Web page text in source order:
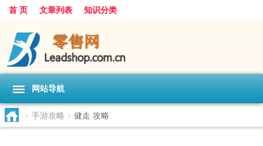
首 页 文章列表 知识分类
网站导航
> 手游攻略 > 健走 攻略